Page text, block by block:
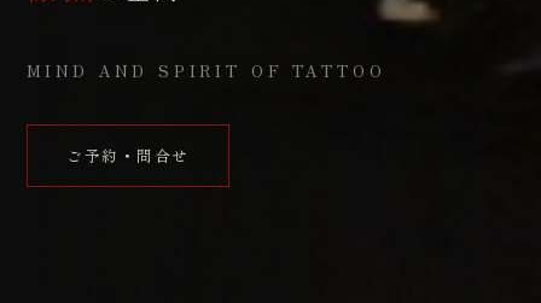
MIND AND SPIRIT OF TATTOO
ご予約・問合せ